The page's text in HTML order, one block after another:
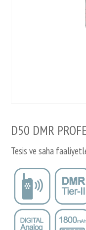
D50 DMR
Tesis ve saha